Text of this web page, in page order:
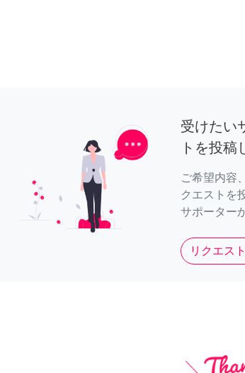
受けたい
トを投稿
ご希望内容
クエストを
サポーター
リクエス